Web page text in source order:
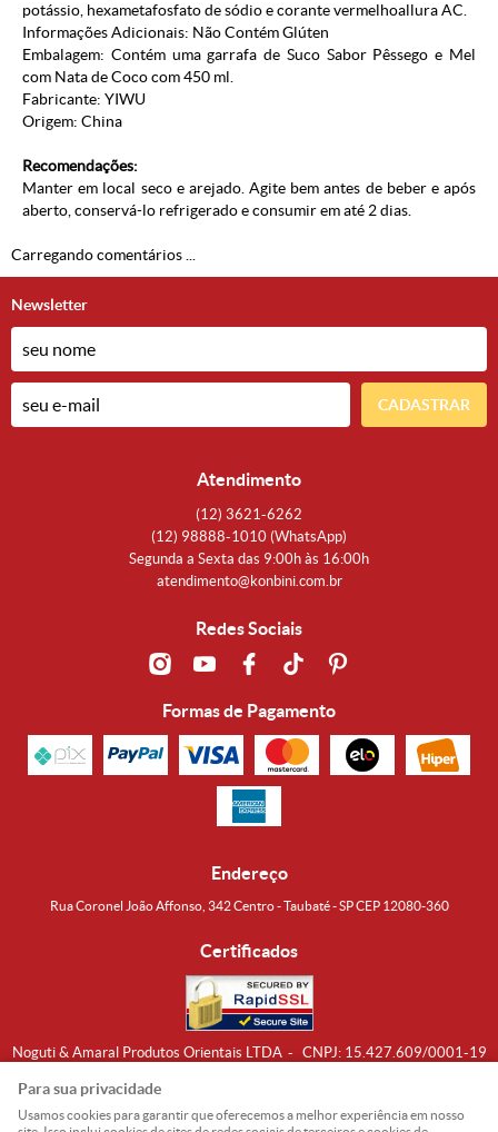
potássio, hexametafosfato de sódio e corante vermelhoallura AC.
Informações Adicionais: Não Contém Glúten
Embalagem: Contém uma garrafa de Suco Sabor Pêssego e Mel
com Nata de Coco com 450 ml.
Fabricante: YIWU
Origem: China
Recomendações:
Manter em local seco e arejado. Agite bem antes de beber e após
aberto, conservá-lo refrigerado e consumir em até 2 dias.
Carregando comentários ...
Newsletter
CADASTRAR
Atendimento
(12) 3621-6262
(12) 98888-1010 (WhatsApp)
Segunda a Sexta das 9:00h às 16:00h
atendimento@konbini.com.br
Redes Sociais
Formas de Pagamento
Endereço
Rua Coronel João Affonso, 342 Centro - Taubaté - SP CEP 12080-360
Certificados
Noguti & Amaral Produtos Orientais LTDA CNPJ: 15.427.609/0001-19
Para sua privacidade
Usamos cookies para garantir que oferecemos a melhor experiência em nosso